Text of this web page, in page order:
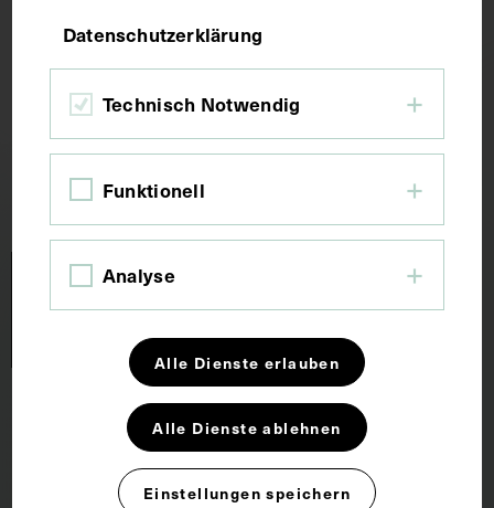
Forschung und Lehre
Dauerausstellung
Datenschutzerklärung
Technisch Notwendig
Funktionell
Analyse
Alle Dienste erlauben
Alle Dienste ablehnen
Einstellungen speichern